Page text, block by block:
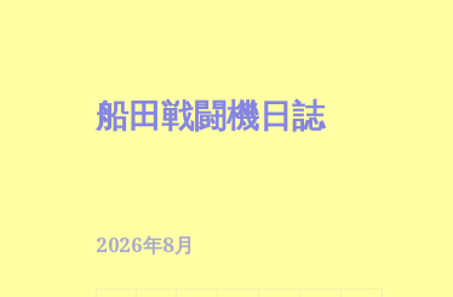
船田戦闘機日誌
2026年8月